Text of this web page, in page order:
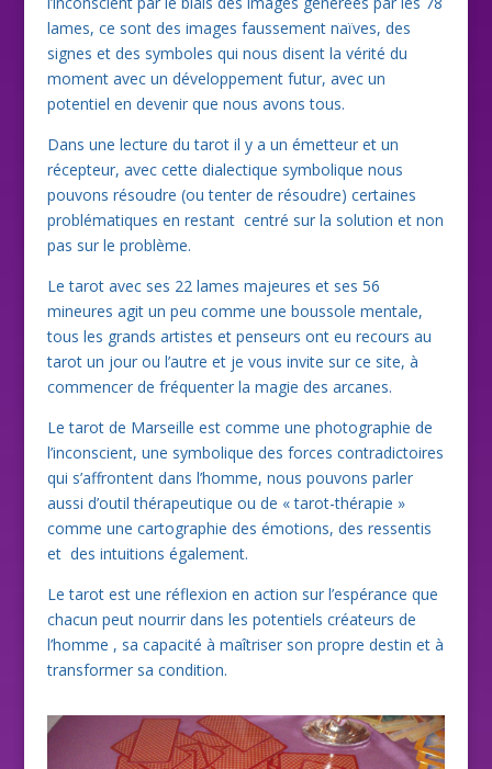
lames, ce sont des images faussement naïves, des
signes et des symboles qui nous disent la vérité du
moment avec un développement futur, avec un
potentiel en devenir que nous avons tous.
Dans une lecture du tarot il y a un émetteur et un
récepteur, avec cette dialectique symbolique nous
pouvons résoudre (ou tenter de résoudre) certaines
problématiques en restant centré sur la solution et non
pas sur le problème.
Le tarot avec ses 22 lames majeures et ses 56
mineures agit un peu comme une boussole mentale,
tous les grands artistes et penseurs ont eu recours au
tarot un jour ou l’autre et je vous invite sur ce site, à
commencer de fréquenter la magie des arcanes.
Le tarot de Marseille est comme une photographie de
l’inconscient, une symbolique des forces contradictoires
qui s’affrontent dans l’homme, nous pouvons parler
aussi d’outil thérapeutique ou de « tarot-thérapie »
comme une cartographie des émotions, des ressentis
et des intuitions également.
Le tarot est une réflexion en action sur l’espérance que
chacun peut nourrir dans les potentiels créateurs de
l’homme , sa capacité à maîtriser son propre destin et à
transformer sa condition.